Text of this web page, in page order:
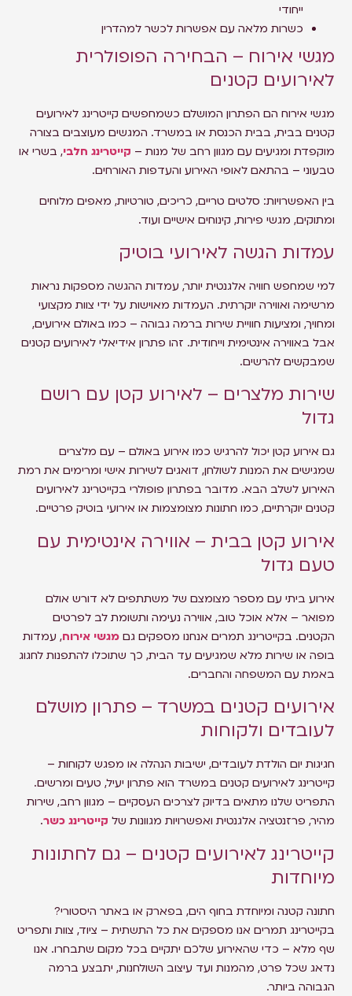
ייחודי
כשרות מלאה עם אפשרות לכשר למהדרין
מגשי אירוח – הבחירה הפופולרית
לאירועים קטנים
מגשי אירוח הם הפתרון המושלם כשמחפשים קייטרינג לאירועים
קטנים בבית, בבית הכנסת או במשרד. המגשים מעוצבים בצורה
מוקפדת ומגיעים עם מגוון רחב של מנות – קייטרינג חלבי, בשרי או
טבעוני – בהתאם לאופי האירוע והעדפות האורחים.
בין האפשרויות: סלטים טריים, כריכים, טורטיות, מאפים מלוחים
ומתוקים, מגשי פירות, קינוחים אישיים ועוד.
עמדות הגשה לאירועי בוטיק
למי שמחפש חוויה אלגנטית יותר, עמדות ההגשה מספקות נראות
מרשימה ואווירה יוקרתית. העמדות מאוישות על ידי צוות מקצועי
ומחויך, ומציעות חוויית שירות ברמה גבוהה – כמו באולם אירועים,
אבל באווירה אינטימית וייחודית. זהו פתרון אידיאלי לאירועים קטנים
שמבקשים להרשים.
שירות מלצרים – לאירוע קטן עם רושם
גדול
גם אירוע קטן יכול להרגיש כמו אירוע באולם – עם מלצרים
שמגישים את המנות לשולחן, דואגים לשירות אישי ומרימים את רמת
האירוע לשלב הבא. מדובר בפתרון פופולרי בקייטרינג לאירועים
קטנים יוקרתיים, כמו חתונות מצומצמות או אירועי בוטיק פרטיים.
אירוע קטן בבית – אווירה אינטימית עם
טעם גדול
אירוע ביתי עם מספר מצומצם של משתתפים לא דורש אולם
מפואר – אלא אוכל טוב, אווירה נעימה ותשומת לב לפרטים
הקטנים. בקייטרינג תמרים אנחנו מספקים גם מגשי אירוח, עמדות
בופה או שירות מלא שמגיעים עד הבית, כך שתוכלו להתפנות לחגוג
באמת עם המשפחה והחברים.
אירועים קטנים במשרד – פתרון מושלם
לעובדים ולקוחות
חגיגות יום הולדת לעובדים, ישיבות הנהלה או מפגש לקוחות –
קייטרינג לאירועים קטנים במשרד הוא פתרון יעיל, טעים ומרשים.
התפריט שלנו מתאים בדיוק לצרכים העסקיים – מגוון רחב, שירות
מהיר, פרזנטציה אלגנטית ואפשרויות מגוונות של קייטרינג כשר.
קייטרינג לאירועים קטנים – גם לחתונות
מיוחדות
חתונה קטנה ומיוחדת בחוף הים, בפארק או באתר היסטורי?
בקייטרינג תמרים אנו מספקים את כל התשתית – ציוד, צוות ותפריט
שף מלא – כדי שהאירוע שלכם יתקיים בכל מקום שתבחרו. אנו
נדאג שכל פרט, מהמנות ועד עיצוב השולחנות, יתבצע ברמה
הגבוהה ביותר.